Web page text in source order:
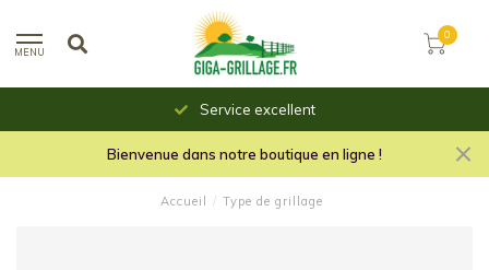
MENU
0
Service excellent
Bienvenue dans notre boutique en ligne !
Accueil / Type de grillage